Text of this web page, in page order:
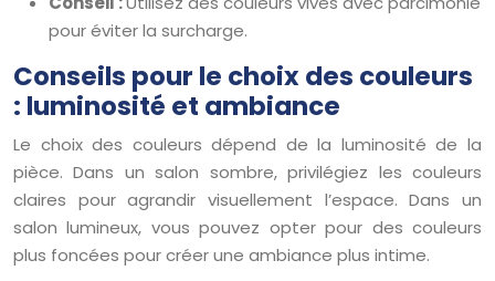
pour éviter la surcharge.
Conseils pour le choix des couleurs
: luminosité et ambiance
Le choix des couleurs dépend de la luminosité de la
pièce. Dans un salon sombre, privilégiez les couleurs
claires pour agrandir visuellement l’espace. Dans un
salon lumineux, vous pouvez opter pour des couleurs
plus foncées pour créer une ambiance plus intime.